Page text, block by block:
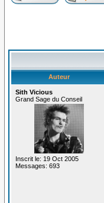
Auteur
Sith Vicious
Grand Sage du Conseil
Inscrit le: 19 Oct 2005
Messages: 693